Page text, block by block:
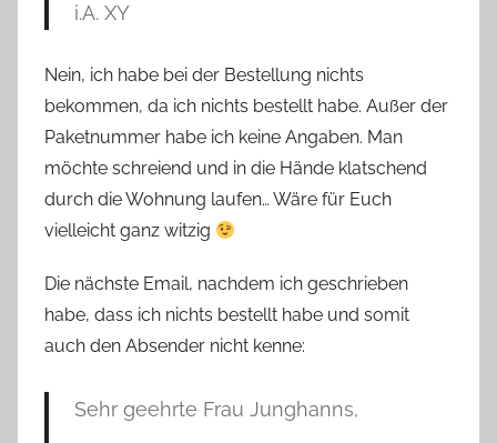
i.A. XY
Nein, ich habe bei der Bestellung nichts
bekommen, da ich nichts bestellt habe. Außer der
Paketnummer habe ich keine Angaben. Man
möchte schreiend und in die Hände klatschend
durch die Wohnung laufen… Wäre für Euch
vielleicht ganz witzig
Die nächste Email, nachdem ich geschrieben
habe, dass ich nichts bestellt habe und somit
auch den Absender nicht kenne:
Sehr geehrte Frau Junghanns,